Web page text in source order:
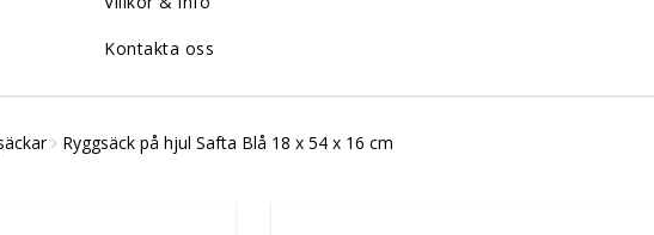
Kontakta oss
Ryggsäck på hjul Safta Blå 18 x 54 x 16 cm